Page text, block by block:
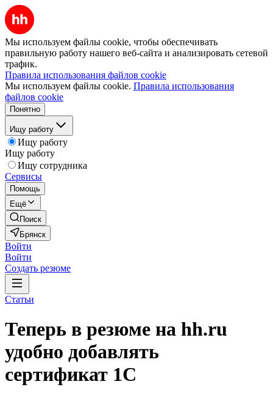
Мы используем файлы cookie, чтобы обеспечивать
правильную работу нашего веб-сайта и анализировать сетевой
трафик.
Правила использования файлов cookie
Мы используем файлы cookie. Правила использования
файлов cookie
Понятно
Ищу работу
Ищу работу
Ищу работу
Ищу сотрудника
Сервисы
Помощь
Ещё
Поиск
Брянск
Войти
Войти
Создать резюме
Статьи
Теперь в резюме на hh.ru
удобно добавлять
сертификат 1С